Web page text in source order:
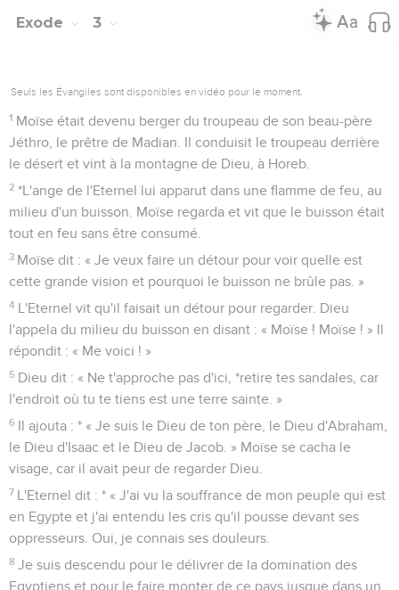
Longtemps après, le roi d'Egypte mourut. Les Israélites
gémissaient du fond de l'esclavage, ils poussaient des cris.
Dieu entendit leurs gémissements et se souvint de son
alliance avec Abraham, Isaac et Jacob.
25 Dieu vit les Israélites, il comprit leur situation.
Exode 3
Seuls les Évangiles sont disponibles en vidéo pour le moment.
Moïse était devenu berger du troupeau de son beau-père
le désert et vint à la montagne de Dieu, à Horeb.
milieu d'un buisson. Moïse regarda et vit que le buisson était
tout en feu sans être consumé.
Moïse dit : « Je veux faire un détour pour voir quelle est
cette grande vision et pourquoi le buisson ne brûle pas. »
L'Eternel vit qu'il faisait un détour pour regarder. Dieu